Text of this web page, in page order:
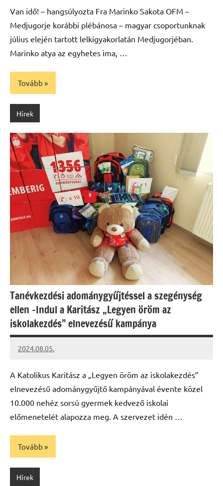
Van idő! – hangsúlyozta Fra Marinko Sakota OFM –
Medjugorje korábbi plébánosa – magyar csoportunknak
július elején tartott lelkigyakorlatán Medjugorjéban.
Marinko atya az egyhetes ima, …
Tovább
Hírek
Tanévkezdési adománygyűjtéssel a szegénység
ellen –Indul a Karitász „Legyen öröm az
iskolakezdés” elnevezésű kampánya
2024.08.05.
kovacs.agi
A Katolikus Karitász a „Legyen öröm az iskolakezdés”
elnevezésű adománygyűjtő kampányával évente közel
10.000 nehéz sorsú gyermek kedvező iskolai
előmenetelét alapozza meg. A szervezet idén …
Tovább
Hírek